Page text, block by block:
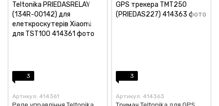
3
Артикул: 414361
3
Артикул: 414363